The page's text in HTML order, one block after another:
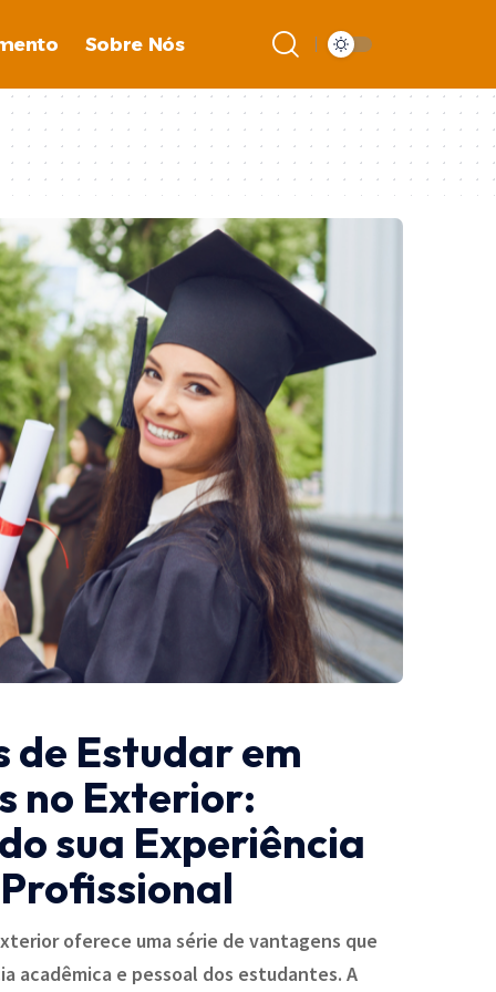
Sobre Nós
de Estudar em
no Exterior:
sua Experiência
oferece uma série de vantagens que
acadêmica e pessoal dos estudantes. A